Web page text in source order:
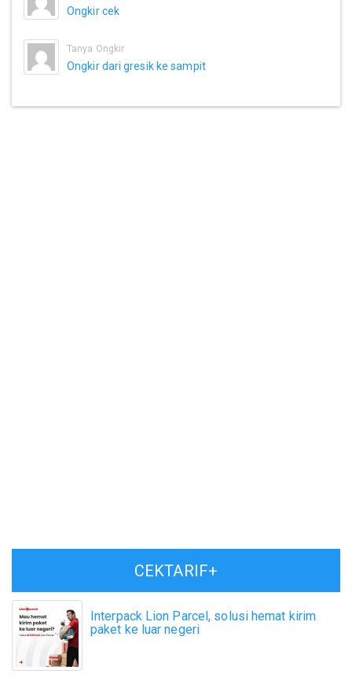
Ongkir cek
Tanya Ongkir
Ongkir dari gresik ke sampit
CEKTARIF+
Interpack Lion Parcel, solusi hemat kirim
paket ke luar negeri